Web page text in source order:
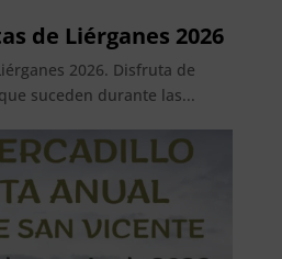
de Liérganes 2026
2026. Disfruta de
suceden durante las...